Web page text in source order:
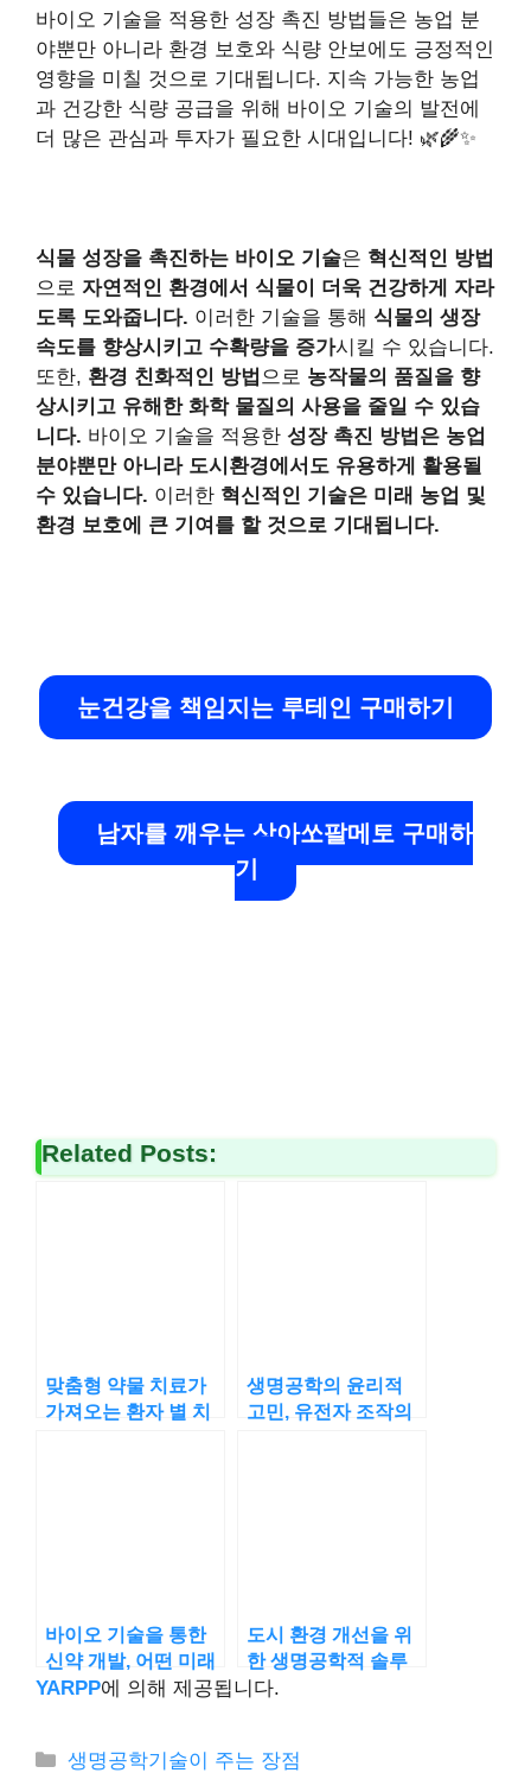
바이오 기술을 적용한 성장 촉진 방법들은 농업 분
야뿐만 아니라 환경 보호와 식량 안보에도 긍정적인
영향을 미칠 것으로 기대됩니다. 지속 가능한 농업
과 건강한 식량 공급을 위해 바이오 기술의 발전에
더 많은 관심과 투자가 필요한 시대입니다! 🌿🌾✨
식물 성장을 촉진하는 바이오 기술은 혁신적인 방법
으로 자연적인 환경에서 식물이 더욱 건강하게 자라
도록 도와줍니다. 이러한 기술을 통해 식물의 생장
속도를 향상시키고 수확량을 증가시킬 수 있습니다.
또한, 환경 친화적인 방법 으로 농작물의 품질을 향
상시키고 유해한 화학 물질의 사용을 줄일 수 있습
니다. 바이오 기술을 적용한 성장 촉진 방법은 농업
분야뿐만 아니라 도시환경에서도 유용하게 활용될
수 있습니다. 이러한 혁신적인 기술은 미래 농업 및
환경 보호에 큰 기여를 할 것으로 기대됩니다.
눈건강을 책임지는 루테인 구매하기
남자를 깨우는 상아쏘팔메토 구매하
기
Related Posts:
맞춤형 약물 치료가
가져오는 환자 별 치
생명공학의 윤리적
고민, 유전자 조작의
바이오 기술을 통한
신약 개발, 어떤 미래
를 열까
도시 환경 개선을 위
한 생명공학적 솔루
션
YARPP에 의해 제공됩니다.
카
생명공학기술이 주는 장점